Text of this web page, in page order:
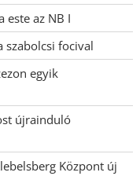
este az NB I
szabolcsi focival
egyik
újrainduló
Központ új